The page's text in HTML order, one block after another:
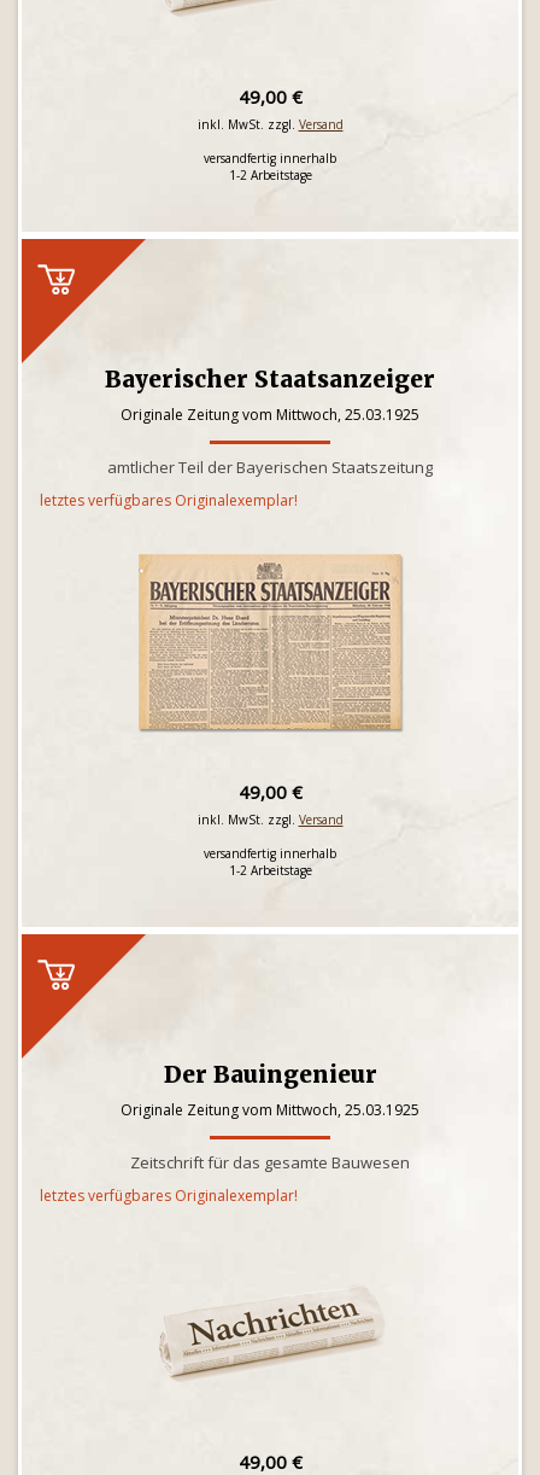
49,00 €
inkl. MwSt. zzgl. Versand
versandfertig innerhalb
1-2 Arbeitstage
Bayerischer Staatsanzeiger
Originale Zeitung vom Mittwoch, 25.03.1925
amtlicher Teil der Bayerischen Staatszeitung
letztes verfügbares Originalexemplar!
49,00 €
inkl. MwSt. zzgl. Versand
versandfertig innerhalb
1-2 Arbeitstage
Der Bauingenieur
Originale Zeitung vom Mittwoch, 25.03.1925
Zeitschrift für das gesamte Bauwesen
letztes verfügbares Originalexemplar!
49,00 €